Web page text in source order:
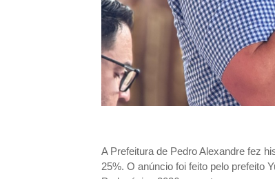
A Prefeitura de Pedro Alexandre fez
25%. O anúncio foi feito pelo prefeito